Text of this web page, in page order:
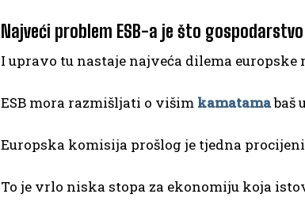
Najveći problem ESB-a je što
I upravo tu nastaje najveća dilema
ESB mora razmišljati o višim kamatamabaš
Europska komisija prošlog je tjedna
To je vrlo niska stopa za ekonomiju koja